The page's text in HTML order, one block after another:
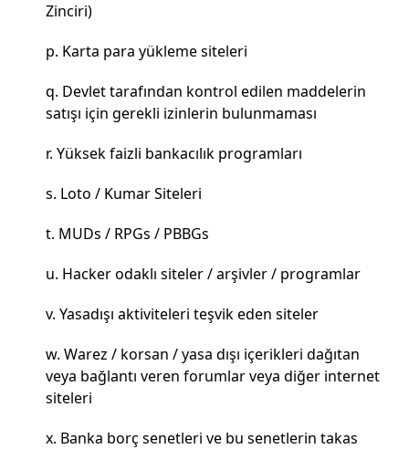
Zinciri)
Karta para yükleme siteleri
Devlet tarafından kontrol edilen maddelerin
satışı için gerekli izinlerin bulunmaması
Yüksek faizli bankacılık programları
Loto / Kumar Siteleri
MUDs / RPGs / PBBGs
Hacker odaklı siteler / arşivler / programlar
Yasadışı aktiviteleri teşvik eden siteler
Warez / korsan / yasa dışı içerikleri dağıtan
veya bağlantı veren forumlar veya diğer internet
siteleri
Banka borç senetleri ve bu senetlerin takas